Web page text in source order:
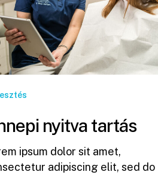
nyitva tartás
ipsum dolor sit amet,
adipiscing elit, sed do